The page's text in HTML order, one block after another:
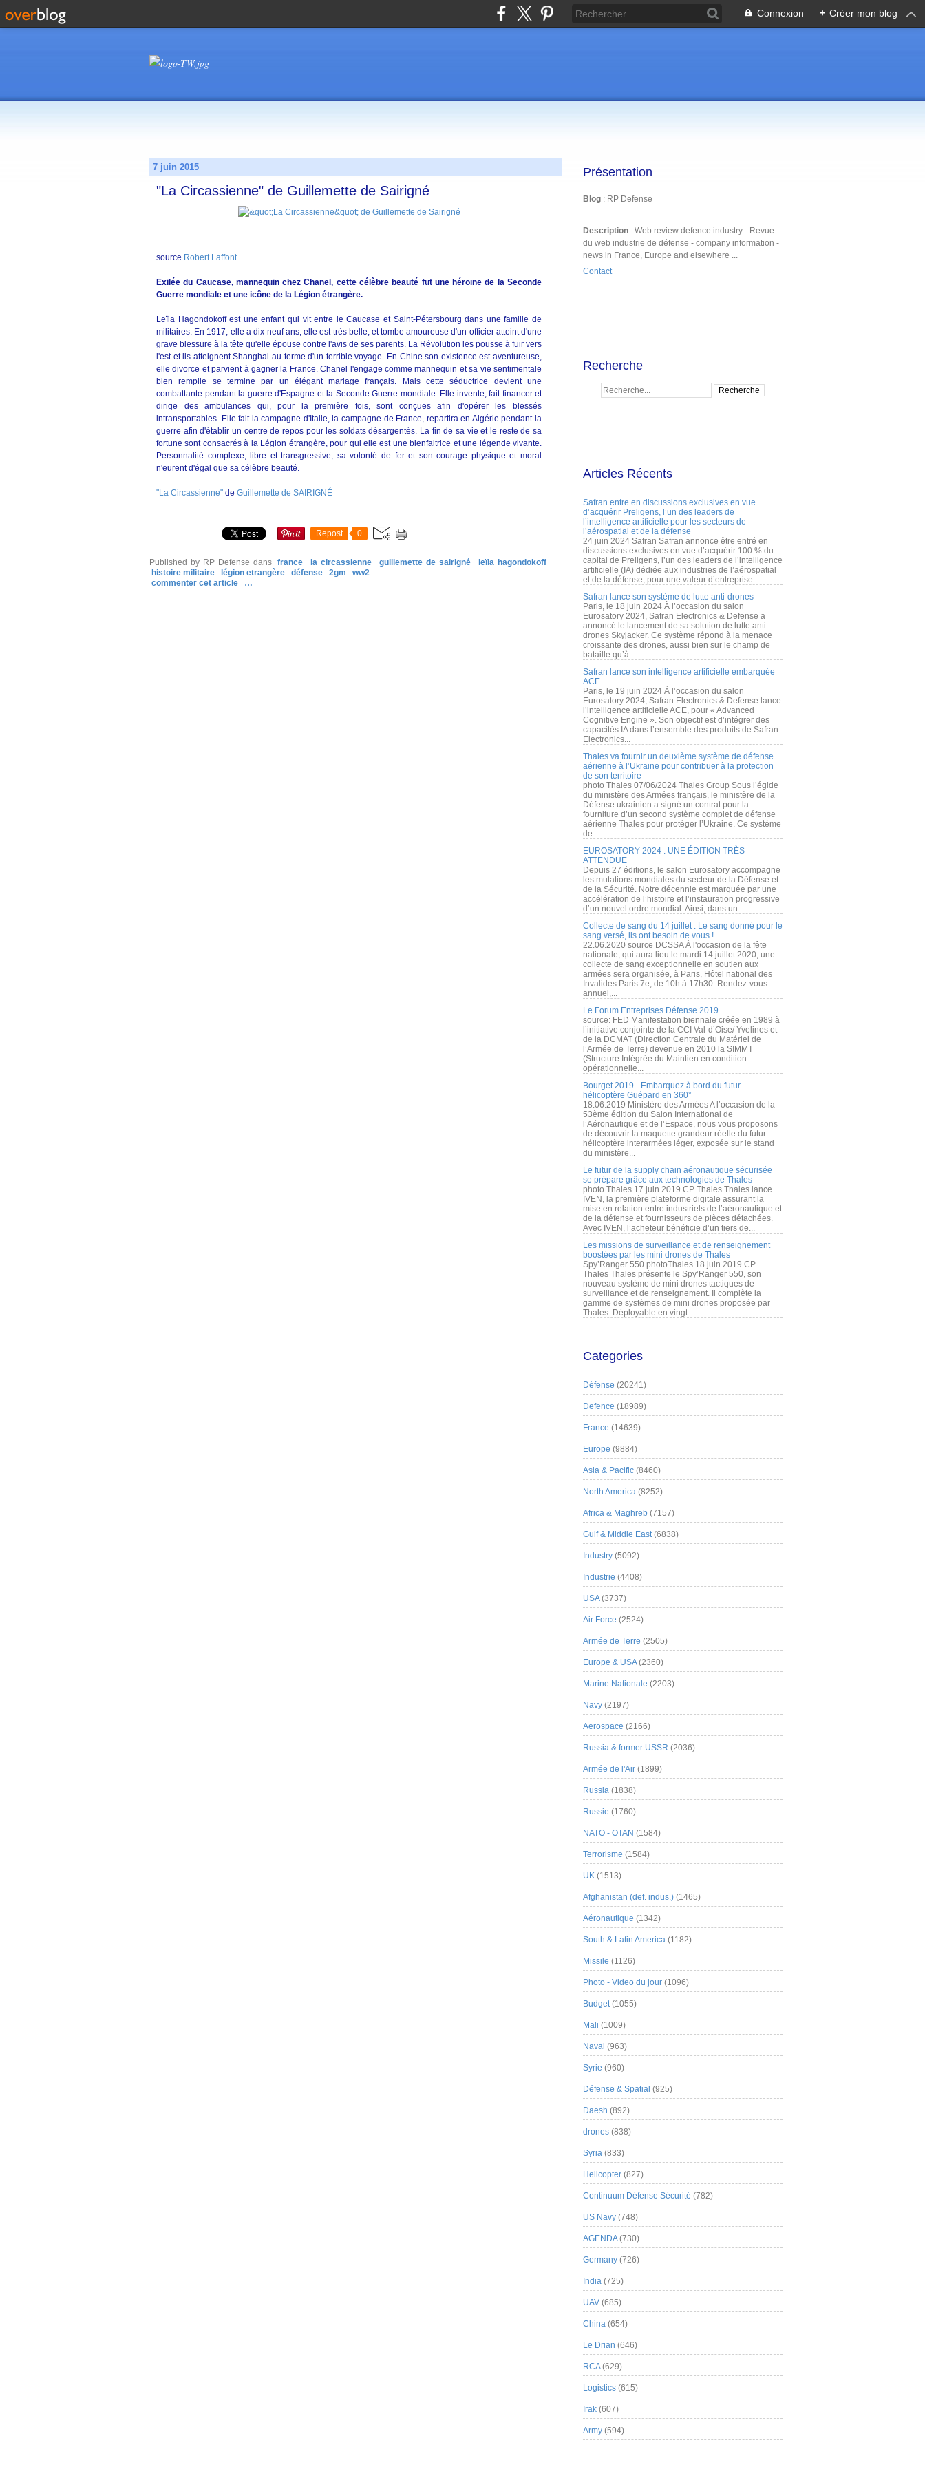
Connexion + Créer mon blog
7 juin 2015
"La Circassienne" de Guillemette de Sairigné
source Robert Laffont
Exilée du Caucase, mannequin chez Chanel, cette célèbre beauté fut une héroïne de la Seconde
Guerre mondiale et une icône de la Légion étrangère.
Leïla Hagondokoff est une enfant qui vit entre le Caucase et Saint-Pétersbourg dans une famille de
militaires. En 1917, elle a dix-neuf ans, elle est très belle, et tombe amoureuse d'un officier atteint d'une
grave blessure à la tête qu'elle épouse contre l'avis de ses parents. La Révolution les pousse à fuir vers
l'est et ils atteignent Shanghai au terme d'un terrible voyage. En Chine son existence est aventureuse,
elle divorce et parvient à gagner la France. Chanel l'engage comme mannequin et sa vie sentimentale
bien remplie se termine par un élégant mariage français. Mais cette séductrice devient une
combattante pendant la guerre d'Espagne et la Seconde Guerre mondiale. Elle invente, fait financer et
dirige des ambulances qui, pour la première fois, sont conçues afin d'opérer les blessés
intransportables. Elle fait la campagne d'Italie, la campagne de France, repartira en Algérie pendant la
guerre afin d'établir un centre de repos pour les soldats désargentés. La fin de sa vie et le reste de sa
fortune sont consacrés à la Légion étrangère, pour qui elle est une bienfaitrice et une légende vivante.
Personnalité complexe, libre et transgressive, sa volonté de fer et son courage physique et moral
n'eurent d'égal que sa célèbre beauté.
"La Circassienne" de Guillemette de SAIRIGNÉ
Repost 0
Published by RP Defense dans france la circassienne guillemette de sairigné
leïla hagondokoff
histoire militaire
légion etrangère défense 2gm
ww2
commenter cet article
…
Présentation
Blog : RP Defense
Description : Web review defence industry - Revue
du web industrie de défense - company information -
news in France, Europe and elsewhere ...
Contact
Recherche
Articles Récents
Safran entre en discussions exclusives en vue
d’acquérir Preligens, l’un des leaders de
l’intelligence artificielle pour les secteurs de
l’aérospatial et de la défense
24 juin 2024 Safran Safran annonce être entré en
discussions exclusives en vue d’acquérir 100 % du
capital de Preligens, l’un des leaders de l’intelligence
artificielle (IA) dédiée aux industries de l’aérospatial
et de la défense, pour une valeur d’entreprise...
Safran lance son système de lutte anti-drones
Paris, le 18 juin 2024 À l’occasion du salon
Eurosatory 2024, Safran Electronics & Defense a
annoncé le lancement de sa solution de lutte anti-
drones Skyjacker. Ce système répond à la menace
croissante des drones, aussi bien sur le champ de
bataille qu’à...
Safran lance son intelligence artificielle embarquée
ACE
Paris, le 19 juin 2024 À l’occasion du salon
Eurosatory 2024, Safran Electronics & Defense lance
l’intelligence artificielle ACE, pour « Advanced
Cognitive Engine ». Son objectif est d’intégrer des
capacités IA dans l’ensemble des produits de Safran
Electronics...
Thales va fournir un deuxième système de défense
aérienne à l’Ukraine pour contribuer à la protection
de son territoire
photo Thales 07/06/2024 Thales Group Sous l’égide
du ministère des Armées français, le ministère de la
Défense ukrainien a signé un contrat pour la
fourniture d’un second système complet de défense
aérienne Thales pour protéger l’Ukraine. Ce système
de...
EUROSATORY 2024 : UNE ÉDITION TRÈS
ATTENDUE
Depuis 27 éditions, le salon Eurosatory accompagne
les mutations mondiales du secteur de la Défense et
de la Sécurité. Notre décennie est marquée par une
accélération de l’histoire et l’instauration progressive
d’un nouvel ordre mondial. Ainsi, dans un...
Collecte de sang du 14 juillet : Le sang donné pour le
sang versé, ils ont besoin de vous !
22.06.2020 source DCSSA À l'occasion de la fête
nationale, qui aura lieu le mardi 14 juillet 2020, une
collecte de sang exceptionnelle en soutien aux
armées sera organisée, à Paris, Hôtel national des
Invalides Paris 7e, de 10h à 17h30. Rendez-vous
annuel,...
Le Forum Entreprises Défense 2019
source: FED Manifestation biennale créée en 1989 à
l’initiative conjointe de la CCI Val-d’Oise/ Yvelines et
de la DCMAT (Direction Centrale du Matériel de
l’Armée de Terre) devenue en 2010 la SIMMT
(Structure Intégrée du Maintien en condition
opérationnelle...
Bourget 2019 - Embarquez à bord du futur
hélicoptère Guépard en 360°
18.06.2019 Ministère des Armées A l’occasion de la
53ème édition du Salon International de
l’Aéronautique et de l’Espace, nous vous proposons
de découvrir la maquette grandeur réelle du futur
hélicoptère interarmées léger, exposée sur le stand
du ministère...
Le futur de la supply chain aéronautique sécurisée
se prépare grâce aux technologies de Thales
photo Thales 17 juin 2019 CP Thales Thales lance
IVEN, la première plateforme digitale assurant la
mise en relation entre industriels de l’aéronautique et
de la défense et fournisseurs de pièces détachées.
Avec IVEN, l’acheteur bénéficie d’un tiers de...
Les missions de surveillance et de renseignement
boostées par les mini drones de Thales
Spy’Ranger 550 photoThales 18 juin 2019 CP
Thales Thales présente le Spy’Ranger 550, son
nouveau système de mini drones tactiques de
surveillance et de renseignement. Il complète la
gamme de systèmes de mini drones proposée par
Thales. Déployable en vingt...
Categories
Défense (20241)
Defence (18989)
France (14639)
Europe (9884)
Asia & Pacific (8460)
North America (8252)
Africa & Maghreb (7157)
Gulf & Middle East(6838)
Industry (5092)
Industrie (4408)
USA(3737)
Air Force (2524)
Armée de Terre (2505)
Europe & USA(2360)
Marine Nationale (2203)
Navy (2197)
Aerospace (2166)
Russia & former USSR (2036)
Armée de l'Air (1899)
Russia (1838)
Russie (1760)
NATO - OTAN (1584)
Terrorisme (1584)
UK (1513)
Afghanistan (def. indus.) (1465)
Aéronautique (1342)
South & Latin America (1182)
Missile (1126)
Photo - Video du jour (1096)
Budget(1055)
Mali (1009)
Naval (963)
Syrie (960)
Défense & Spatial (925)
Daesh (892)
drones (838)
Syria (833)
Helicopter (827)
Continuum Défense Sécurité (782)
US Navy (748)
AGENDA(730)
Germany (726)
India (725)
UAV (685)
China (654)
Le Drian (646)
RCA(629)
Logistics (615)
Irak (607)
Army (594)